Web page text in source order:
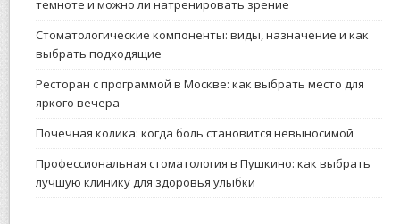
темноте и можно ли натренировать зрение
Стоматологические компоненты: виды, назначение и как
выбрать подходящие
Ресторан с программой в Москве: как выбрать место для
яркого вечера
Почечная колика: когда боль становится невыносимой
Профессиональная стоматология в Пушкино: как выбрать
лучшую клинику для здоровья улыбки